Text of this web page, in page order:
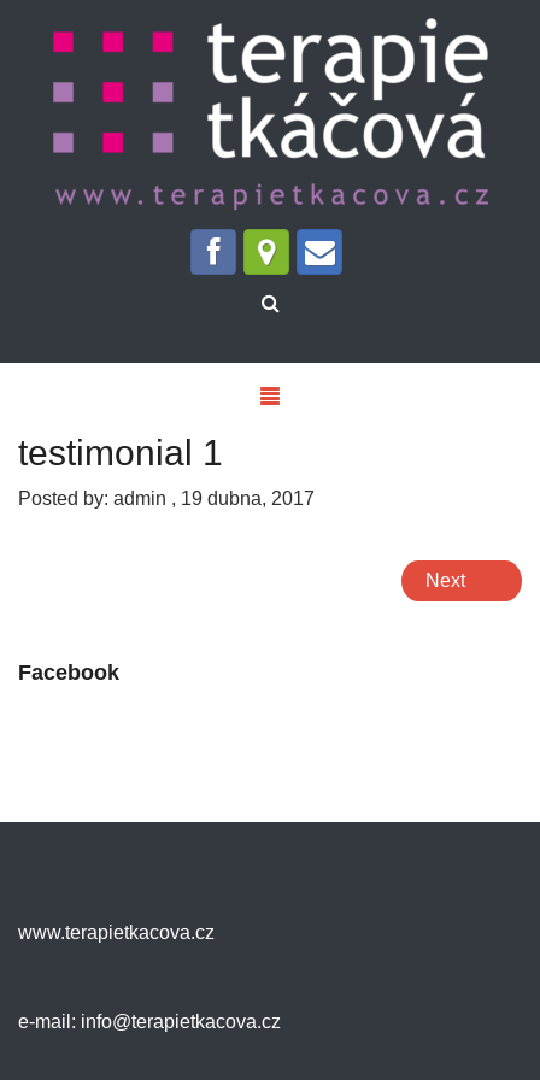
testimonial 1
Posted by: admin , 19 dubna, 2017
Next
Facebook
www.terapietkacova.cz
e-mail: info@terapietkacova.cz